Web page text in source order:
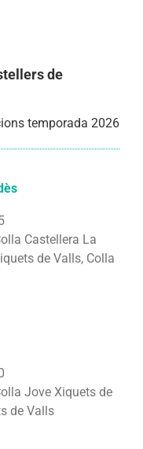
de
temporada 2026
Castellera La
de Valls, Colla
Jove Xiquets de
de Valls